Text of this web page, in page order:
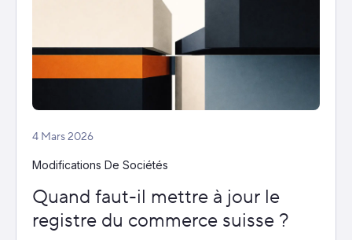
4 Mars 2026
Modifications De Sociétés
Quand faut-il mettre à jour le
registre du commerce suisse ?